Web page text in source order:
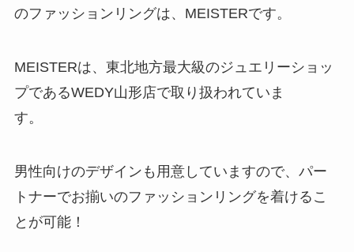
のファッションリングは、MEISTERです。
MEISTERは、東北地方最大級のジュエリーショッ
プであるWEDY山形店で取り扱われていま
す。
男性向けのデザインも用意していますので、パー
トナーでお揃いのファッションリングを着けるこ
とが可能！